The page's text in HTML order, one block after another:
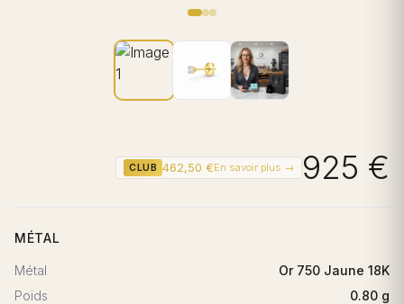
CLUB 462,50 €En savoir plus → 925 €
MÉTAL
Métal
Or 750 Jaune 18K
Poids
0.80 g